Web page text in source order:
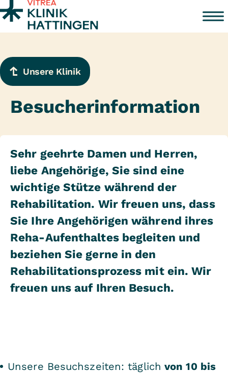
Zum Inhalt springen
Unsere Klinik
Besucherinformation
Sehr geehrte Damen und Herren,
liebe Angehörige, Sie sind eine
wichtige Stütze während der
Rehabilitation. Wir freuen uns, dass
Sie Ihre Angehörigen während ihres
Reha-Aufenthaltes begleiten und
beziehen Sie gerne in den
Rehabilitationsprozess mit ein. Wir
freuen uns auf Ihren Besuch.
Unsere Besuchszeiten: täglich von 10 bis